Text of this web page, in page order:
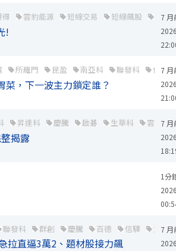
得 雲豹能源 短線交易 短線飆股 熱門
7 月
!
所羅門 昆盈 南亞科 聯發科 信驊7 月
，下一波主力鎖定誰？
昇達科 慶騰 啟碁 生華科 雲豹能
7 月
揭露
1分
聯發科 群創 慶騰 百德 信驊 力積
7 月
拉直逼3萬2、題材股接力飆